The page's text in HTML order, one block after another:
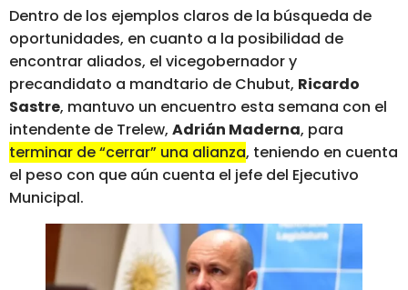
Dentro de los ejemplos claros de la búsqueda de
oportunidades, en cuanto a la posibilidad de
encontrar aliados, el vicegobernador y
precandidato a mandtario de Chubut, Ricardo
Sastre, mantuvo un encuentro esta semana con el
intendente de Trelew, Adrián Maderna, para
terminar de “cerrar” una alianza, teniendo en cuenta
el peso con que aún cuenta el jefe del Ejecutivo
Municipal.